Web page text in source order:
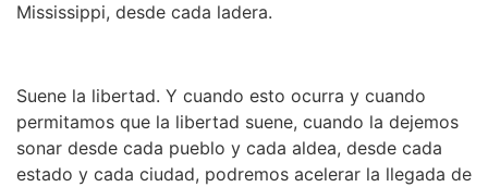
Mississippi, desde cada ladera.
Suene la libertad. Y cuando esto ocurra y cuando
permitamos que la libertad suene, cuando la dejemos
sonar desde cada pueblo y cada aldea, desde cada
estado y cada ciudad, podremos acelerar la llegada de